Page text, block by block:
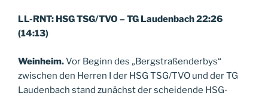
LL-RNT: HSG TSG/TVO – TG Laudenbach 22:26
(14:13)
Weinheim.Vor Beginn des „Bergstraßenderbys“
zwischen den Herren I der HSG TSG/TVO und der TG
Laudenbach stand zunächst der scheidende HSG-